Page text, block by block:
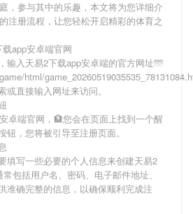
，参与其中的乐趣，本文将为您详细介
的注册流程，让您轻松开启精彩的体育之
app安卓端官网
输入天易2下载app安卓端的官方网址🌁
html/
直接输入网址来访问。
卓端官网，🏦您会在页面上找到一个醒
钮，您将被引导至注册页面。
填写一些必要的个人信息来创建天易2
包括用户名、密码、电子邮件地址、
准确完整的信息，以确保顺利完成注